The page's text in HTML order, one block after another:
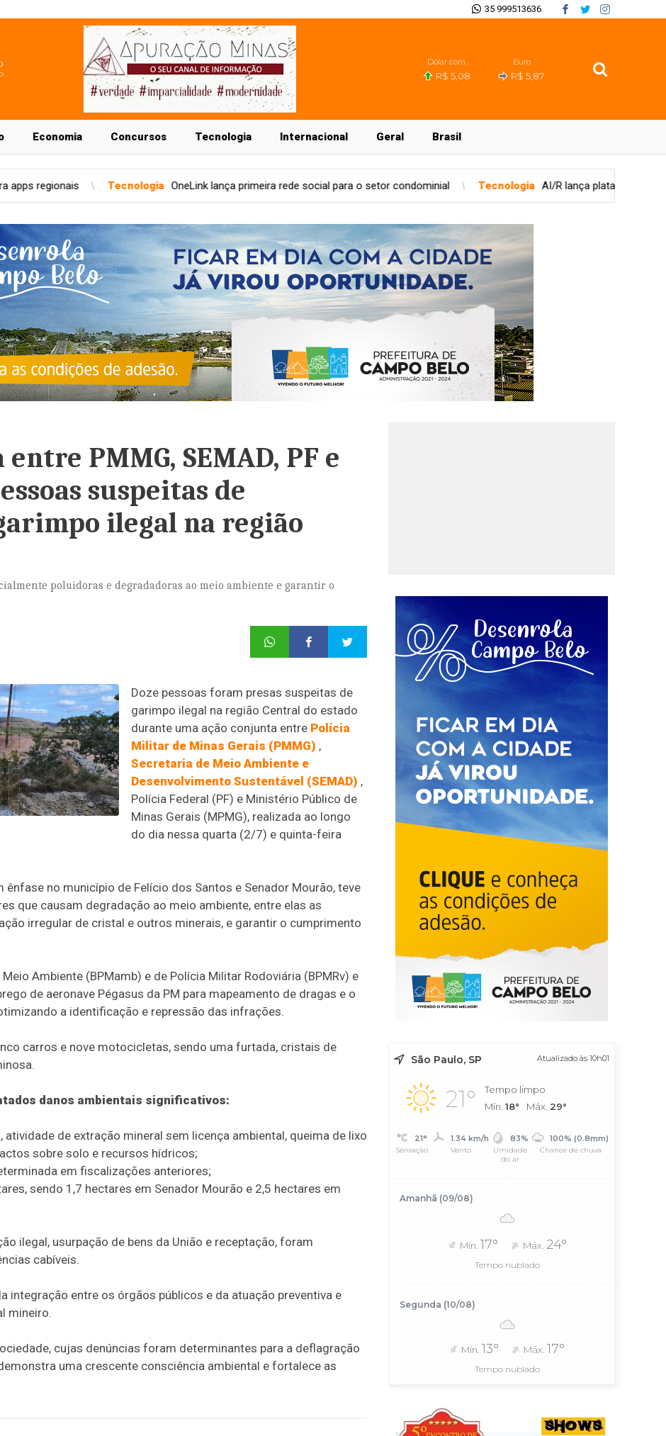
35 999513636
Dólar com.
R$ 5,08
Euro
R$ 5,87
Economia Concursos Tecnologia Internacional Geral Brasil
OneLink lança primeira rede social para o setor condominial Tecnologia AI/R lança plataforma unificada para governança
PMMG, SEMAD, PF e
suspeitas de
ilegal na região
poluidoras e degradadoras ao meio ambiente e garantir o
Doze pessoas foram presas suspeitas de
garimpo ilegal na região Central do estado
durante uma ação conjunta entre Polícia
Militar de Minas Gerais (PMMG) ,
Secretaria de Meio Ambiente e
Desenvolvimento Sustentável (SEMAD) ,
Polícia Federal (PF) e Ministério Público de
Minas Gerais (MPMG), realizada ao longo
do dia nessa quarta (2/7) e quinta-feira
ênfase no município de Felício dos Santos e Senador Mourão, teve
que causam degradação ao meio ambiente, entre elas as
irregular de cristal e outros minerais, e garantir o cumprimento
Ambiente (BPMamb) e de Polícia Militar Rodoviária (BPMRv) e
de aeronave Pégasus da PM para mapeamento de dragas e o
a identificação e repressão das infrações.
carros e nove motocicletas, sendo uma furtada, cristais de
danos ambientais significativos:
atividade de extração mineral sem licença ambiental, queima de lixo
sobre solo e recursos hídricos;
em fiscalizações anteriores;
sendo 1,7 hectares em Senador Mourão e 2,5 hectares em
ilegal, usurpação de bens da União e receptação, foram
cabíveis.
integração entre os órgãos públicos e da atuação preventiva e
mineiro.
cujas denúncias foram determinantes para a deflagração
uma crescente consciência ambiental e fortalece as
São Paulo, SP Atualizado às 10h01
21°
Tempo limpo
Mín. 18° Máx. 29°
21°
Sensação
1.34 km/h
Vento
83%
Umidade
do ar
100% (0.8mm)
Chance de chuva
Amanhã (09/08)
Mín. 17° Máx. 24°
Tempo nublado
Segunda (10/08)
Mín. 13° Máx. 17°
Tempo nublado